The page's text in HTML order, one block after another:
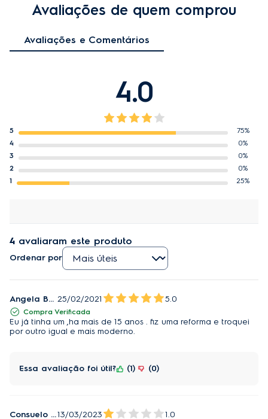
Avaliações de quem comprou
Avaliações e Comentários
4.0
5
75%
4
0%
3
0%
2
0%
1
25%
4 avaliaram este produto
Ordenar por
Angela Barros 25/02/2021 5.0
Compra Verificada
Eu já tinha um ,ha mais de 15 anos . fiz uma reforma e troquei
por outro igual e mais moderno.
Essa avaliação foi útil? 1 0
Consuelo Dieguez13/03/2023 1.0